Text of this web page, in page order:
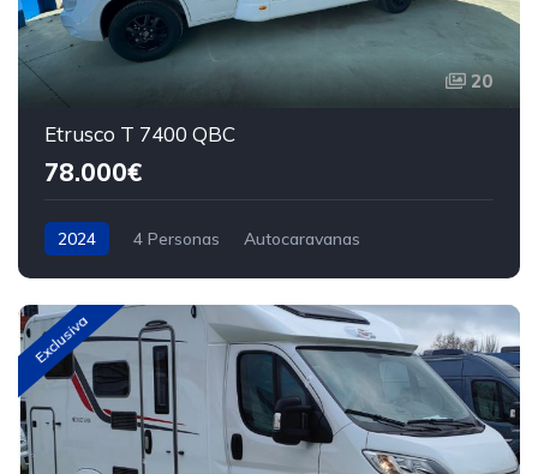
20
Etrusco T 7400 QBC
78.000€
2024 4 Personas Autocaravanas
Exclusiva